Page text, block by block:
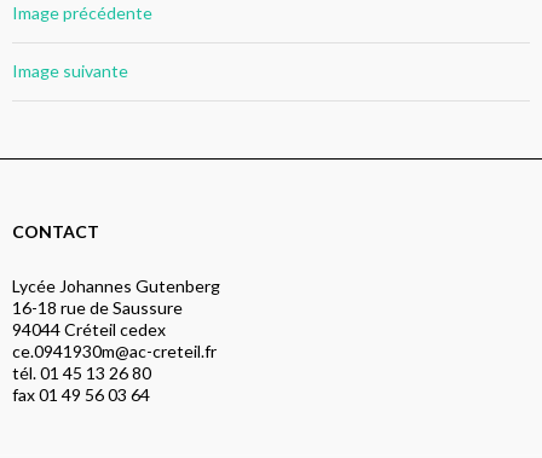
Image précédente
Image suivante
CONTACT
Lycée Johannes Gutenberg
16-18 rue de Saussure
94044 Créteil cedex
ce.0941930m@ac-creteil.fr
tél. 01 45 13 26 80
fax 01 49 56 03 64